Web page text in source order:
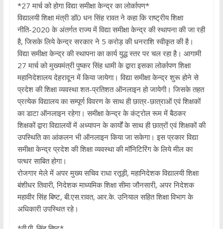
*27 मार्च को होगा विद्या समीक्षा केन्द्र का लोर्कापण*
विद्यालयी शिक्षा मंत्री डॉ0 धन सिंह रावत ने कहा कि राष्ट्रीय शिक्षा
नीति-2020 के अंतर्गत राज्य में विद्या समीक्षा केन्द्र की स्थापना की जा रही
है, जिसके लिये केन्द्र सरकार ने 5 करोड़ की धनराशि स्वीकृत की है।
विद्या समीक्षा केन्द्र की स्थापना का कार्य युद्ध स्तर पर चल रहा है। आगामी
27 मार्च को मुख्यमंत्री पुष्कर सिंह धामी के द्वारा इसका लोर्कापण शिक्षा
महानिदेशालय देहरादून में किया जायेगा। विद्या समीक्षा केन्द्र शुरू होने से
प्रदेश की शिक्षा व्यवस्था शत-प्रतिशत ऑनलाइन हो जायेगी। जिसके तहत
प्रत्येक विद्यालय का सम्पूर्ण विवरण के साथ ही छात्र-छात्राओं एवं शिक्षकों
का डाटा ऑनलाइन रहेगा। समीक्षा केन्द्र के कंट्रोल रूम में बैठकर
शिक्षकों द्वारा विद्यालयों में अध्यापन के कार्यों के साथ ही छात्रों एवं शिक्षकों की
उपस्थिति का आंकलन भी ऑनलाइन किया जा सकेगा। इस प्रकार विद्या
समीक्षा केन्द्र प्रदेश की शिक्षा व्यवस्था की मॉनिटिरिंग के लिये मील का
पत्थर साबित होगा।
रोजगार मेले में अपर मुख्य सचिव राधा रतूड़ी, महानिदेशक विद्यालयी शिक्षा
बंशीधर तिवारी, निदेशक माध्यमिक शिक्षा सीमा जौनसारी, अपर निदेशक
महावीर सिंह बिष्ट, बी.एस.रावत, आर.के. उनियाल सहित शिक्षा विभाग के
अधिकारी उपस्थित रहे।